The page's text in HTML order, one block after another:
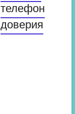
телефон
доверия